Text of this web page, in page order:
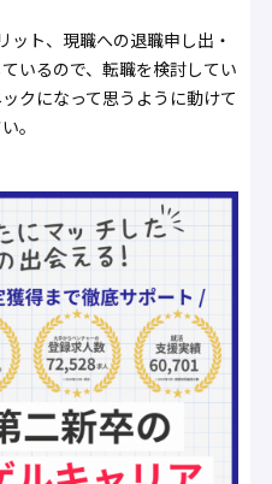
ト、現職への退職申し出・
いるので、転職を検討してい
クになって思うように動けて
。